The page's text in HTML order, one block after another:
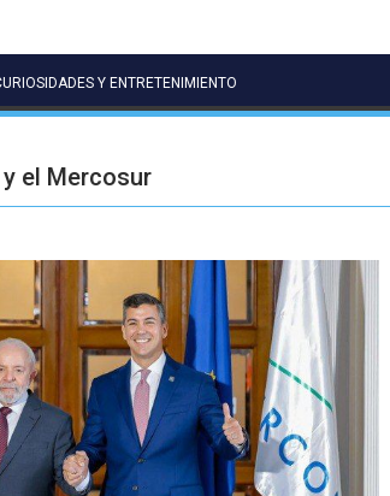
Y ENTRETENIMIENTO
el Mercosur